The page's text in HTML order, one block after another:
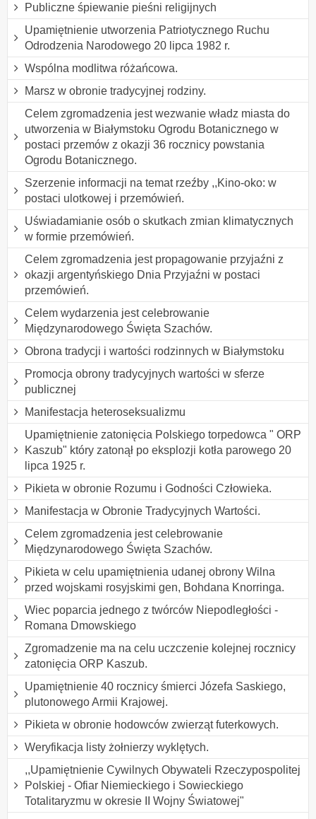
Publiczne śpiewanie pieśni religijnych
Upamiętnienie utworzenia Patriotycznego Ruchu
Odrodzenia Narodowego 20 lipca 1982 r.
Wspólna modlitwa różańcowa.
Marsz w obronie tradycyjnej rodziny.
Celem zgromadzenia jest wezwanie władz miasta do
utworzenia w Białymstoku Ogrodu Botanicznego w
postaci przemów z okazji 36 rocznicy powstania
Ogrodu Botanicznego.
Szerzenie informacji na temat rzeźby ,,Kino-oko: w
postaci ulotkowej i przemówień.
Uświadamianie osób o skutkach zmian klimatycznych
w formie przemówień.
Celem zgromadzenia jest propagowanie przyjaźni z
okazji argentyńskiego Dnia Przyjaźni w postaci
przemówień.
Celem wydarzenia jest celebrowanie
Międzynarodowego Święta Szachów.
Obrona tradycji i wartości rodzinnych w Białymstoku
Promocja obrony tradycyjnych wartości w sferze
publicznej
Manifestacja heteroseksualizmu
Upamiętnienie zatonięcia Polskiego torpedowca " ORP
Kaszub" który zatonął po eksplozji kotła parowego 20
lipca 1925 r.
Pikieta w obronie Rozumu i Godności Człowieka.
Manifestacja w Obronie Tradycyjnych Wartości.
Celem zgromadzenia jest celebrowanie
Międzynarodowego Święta Szachów.
Pikieta w celu upamiętnienia udanej obrony Wilna
przed wojskami rosyjskimi gen, Bohdana Knorringa.
Wiec poparcia jednego z twórców Niepodległości -
Romana Dmowskiego
Zgromadzenie ma na celu uczczenie kolejnej rocznicy
zatonięcia ORP Kaszub.
Upamiętnienie 40 rocznicy śmierci Józefa Saskiego,
plutonowego Armii Krajowej.
Pikieta w obronie hodowców zwierząt futerkowych.
Weryfikacja listy żołnierzy wyklętych.
,,Upamiętnienie Cywilnych Obywateli Rzeczypospolitej
Polskiej - Ofiar Niemieckiego i Sowieckiego
Totalitaryzmu w okresie II Wojny Światowej"